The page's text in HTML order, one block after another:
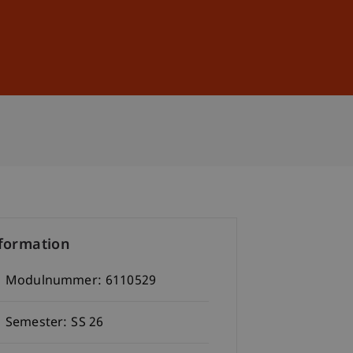
Modulnummer: 6110529
Semester: SS 26